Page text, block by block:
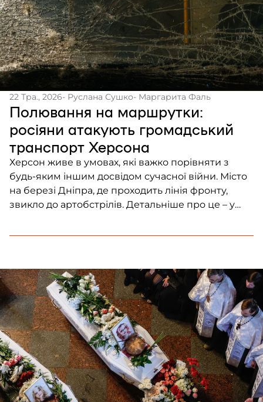
22 Тра., 2026- Руслана Сушко- Маргарита Фаль
Полювання на маршрутки:
росіяни атакують громадський
транспорт Херсона
Херсон живе в умовах, які важко порівняти з
будь-яким іншим досвідом сучасної війни. Місто
на березі Дніпра, де проходить лінія фронту,
звикло до артобстрілів. Детальніше про це – у